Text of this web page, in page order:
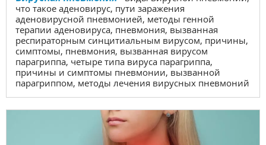
что такое аденовирус, пути заражения
аденовирусной пневмонией, методы генной
терапии аденовируса, пневмония, вызванная
респираторным синцитиальным вирусом, причины,
симптомы, пневмония, вызванная вирусом
парагриппа, четыре типа вируса парагриппа,
причины и симптомы пневмонии, вызванной
парагриппом, методы лечения вирусных пневмоний